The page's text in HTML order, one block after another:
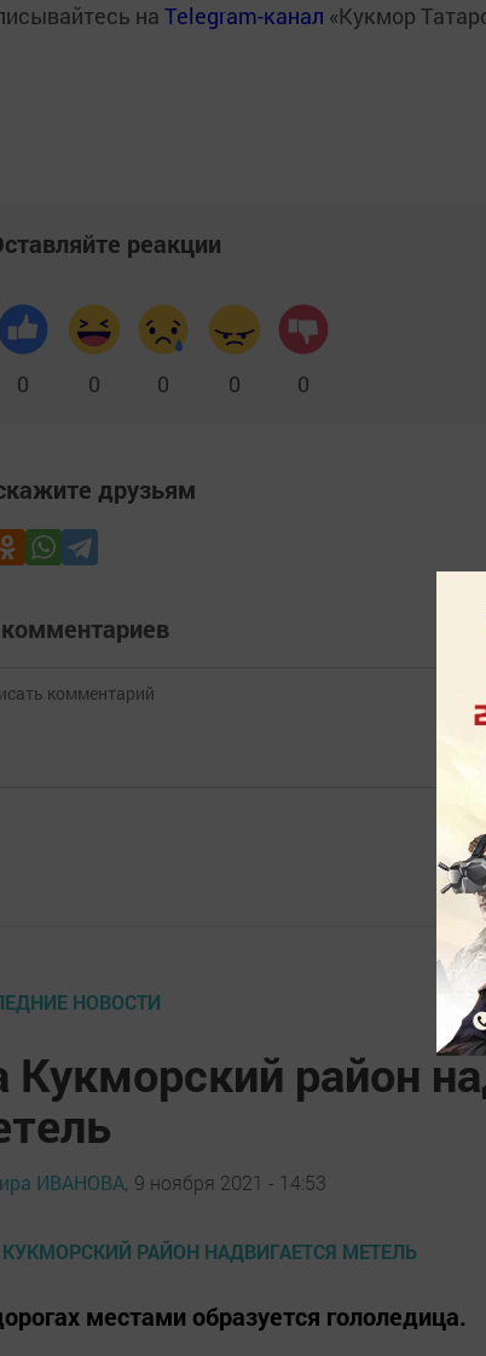
на Telegram-канал «Кукмор
реакции
0 0 0 0 0
друзьям
НОВОСТИ
Кукморский район
ИВАНОВА, 9 ноября 2021 - 14:53
местами образуется гололедица.